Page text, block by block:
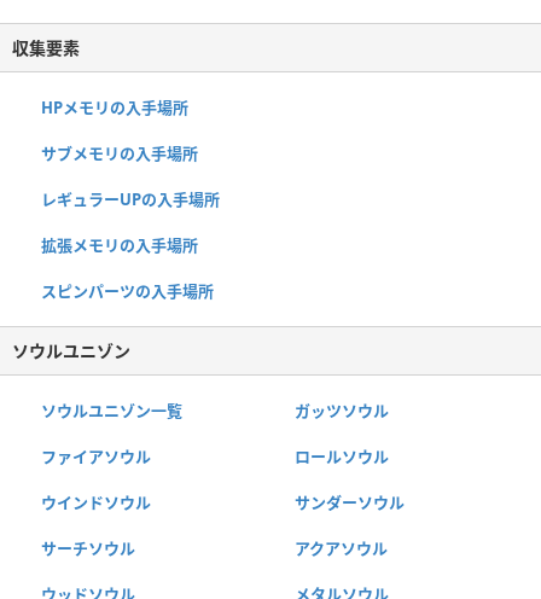
収集要素
HPメモリの入手場所
サブメモリの入手場所
レギュラーUPの入手場所
拡張メモリの入手場所
スピンパーツの入手場所
ソウルユニゾン
ソウルユニゾン一覧 ガッツソウル
ファイアソウル ロールソウル
ウインドソウル サンダーソウル
サーチソウル アクアソウル
ウッドソウル メタルソウル